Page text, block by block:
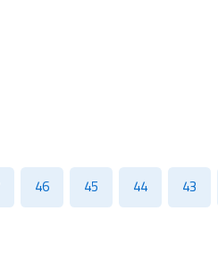
43
44
45
46